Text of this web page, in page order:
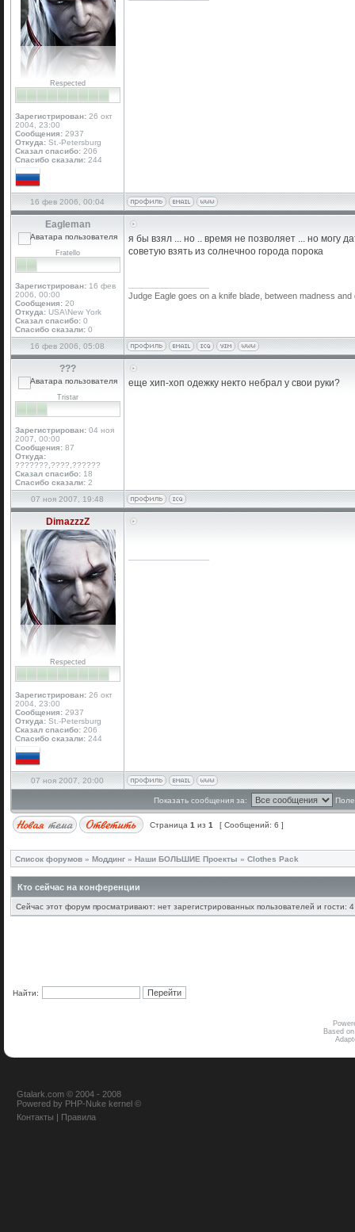
Respected
Зарегистрирован: 26 окт
2004, 23:00
Сообщения: 2937
Откуда: St.-Petersburg
Сказал спасибо: 206
Спасибо сказали: 244
16 фев 2006, 00:04
Eagleman
Fratello
Зарегистрирован: 16 фев
2006, 00:00
Сообщения: 20
Откуда: USA\New York
Сказал спасибо: 0
Спасибо сказали: 0
я бы взял ... но .. время не позволяет ... но могу
советую взять из солнечноо города порока
Judge Eagle goes on a knife blade, between madness
16 фев 2006, 05:08
???
Tristar
Зарегистрирован: 04 ноя
2007, 00:00
Сообщения: 87
Откуда:
???????,????,??????
Сказал спасибо: 18
Спасибо сказали: 2
еще хип-хоп одежку некто небрал у свои руки?
07 ноя 2007, 19:48
DimazzzZ
Respected
Зарегистрирован: 26 окт
2004, 23:00
Сообщения: 2937
Откуда: St.-Petersburg
Сказал спасибо: 206
Спасибо сказали: 244
07 ноя 2007, 20:00
Показать сообщения за:
Страница 1 из 1 [ Сообщений: 6 ]
Список форумов » Моддинг » Наши БОЛЬШИЕ Проекты » Clothes Pack
Кто сейчас на конференции
Сейчас этот форум просматривают: нет зарегистрированных пользователей и гости: 4
Найти:
Based
Gtalark.com © 2004 - 2008
Powered by PHP-Nuke kernel ©
Контакты | Правила